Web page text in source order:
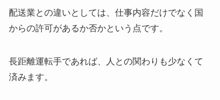
配送業との違いとしては、仕事内容だけでなく国
からの許可があるか否かという点です。
長距離運転手であれば、人との関わりも少なくて
済みます。